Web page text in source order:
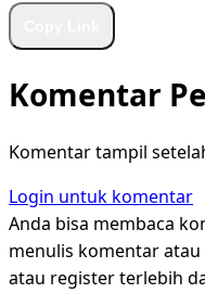
Komentar
Komentar tampil
Login untuk komentar
Anda bisa membaca
menulis komentar
atau register terlebih